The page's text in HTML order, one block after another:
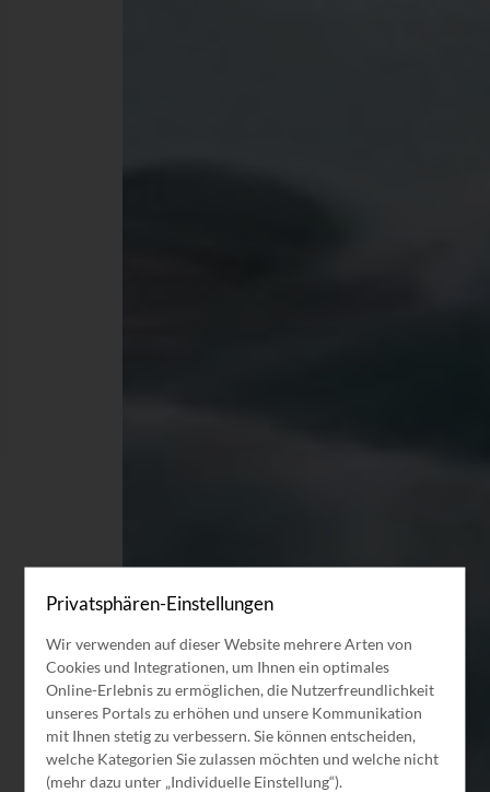
Privatsphären-Einstellungen
Wir verwenden auf dieser Website mehrere Arten von
Cookies und Integrationen, um Ihnen ein optimales
Online-Erlebnis zu ermöglichen, die Nutzerfreundlichkeit
unseres Portals zu erhöhen und unsere Kommunikation
mit Ihnen stetig zu verbessern. Sie können entscheiden,
welche Kategorien Sie zulassen möchten und welche nicht
(mehr dazu unter „Individuelle Einstellung“).